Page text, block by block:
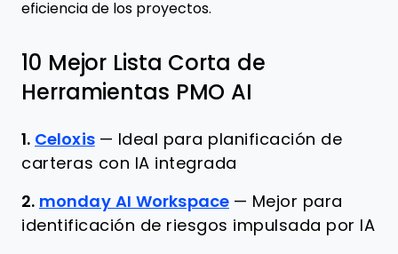
eficiencia de los proyectos.
10 Mejor Lista Corta de
Herramientas PMO AI
1. Celoxis — Ideal para planificación de
carteras con IA integrada
2. monday AI Workspace — Mejor para
identificación de riesgos impulsada por IA